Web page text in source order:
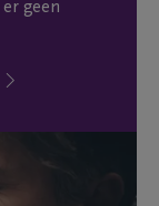
geen